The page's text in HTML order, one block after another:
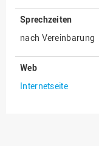
Kommunikation und
Marketing
Nachhaltigkeit
Personal
Sprechzeiten
nach Vereinbarung
Web
Internetseite